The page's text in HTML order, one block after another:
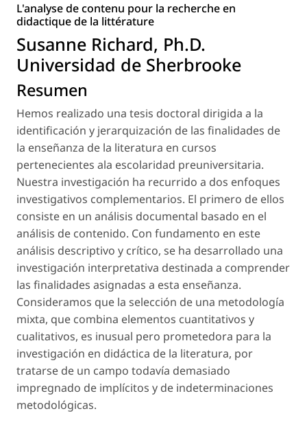
L'analyse de contenu pour la recherche en
didactique de la littérature
Susanne Richard, Ph.D.
Universidad de Sherbrooke
Resumen
Hemos realizado una tesis doctoral dirigida a la
identificación y jerarquización de las finalidades de
la enseñanza de la literatura en cursos
pertenecientes ala escolaridad preuniversitaria.
Nuestra investigación ha recurrido a dos enfoques
investigativos complementarios. El primero de ellos
consiste en un análisis documental basado en el
análisis de contenido. Con fundamento en este
análisis descriptivo y crítico, se ha desarrollado una
investigación interpretativa destinada a comprender
las finalidades asignadas a esta enseñanza.
Consideramos que la selección de una metodología
mixta, que combina elementos cuantitativos y
cualitativos, es inusual pero prometedora para la
investigación en didáctica de la literatura, por
tratarse de un campo todavía demasiado
impregnado de implícitos y de indeterminaciones
metodológicas.